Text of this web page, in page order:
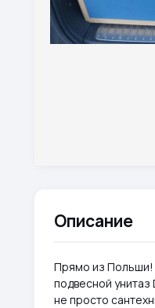
Описание
Прямо из Польши!
подвесной унитаз
не просто